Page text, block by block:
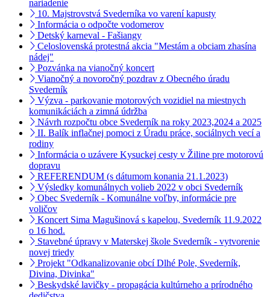
nariadenie
10. Majstrovstvá Svederníka vo varení kapusty
Informácia o odpočte vodomerov
Detský karneval - Fašiangy
Celoslovenská protestná akcia "Mestám a obciam zhasína
nádej"
Pozvánka na vianočný koncert
Vianočný a novoročný pozdrav z Obecného úradu
Svederník
Výzva - parkovanie motorových vozidiel na miestnych
komunikáciách a zimná údržba
Návrh rozpočtu obce Svederník na roky 2023,2024 a 2025
II. Balík inflačnej pomoci z Úradu práce, sociálnych vecí a
rodiny
Informácia o uzávere Kysuckej cesty v Žiline pre motorovú
dopravu
REFERENDUM (s dátumom konania 21.1.2023)
Výsledky komunálnych volieb 2022 v obci Svederník
Obec Svederník - Komunálne voľby, informácie pre
voličov
Koncert Sima Magušinová s kapelou, Svederník 11.9.2022
o 16 hod.
Stavebné úpravy v Materskej škole Svederník - vytvorenie
novej triedy
Projekt "Odkanalizovanie obcí Dlhé Pole, Svederník,
Divina, Divinka"
Beskydské lavičky - propagácia kultúrneho a prírodného